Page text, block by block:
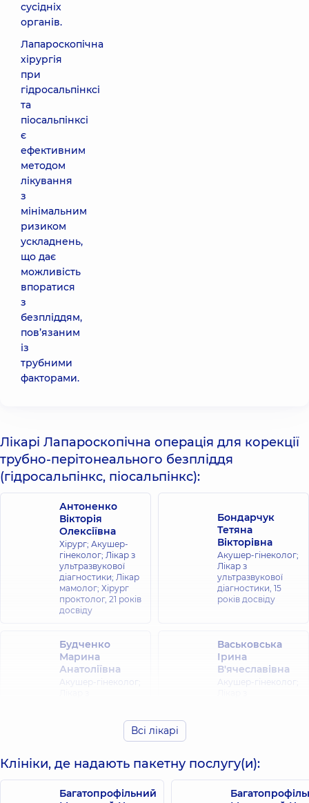
сусідніх
органів.
Лапароскопічна
хірургія
при
гідросальпінксі
та
піосальпінксі
є
ефективним
методом
лікування
з
мінімальним
ризиком
ускладнень,
що дає
можливість
впоратися
з
безпліддям,
пов’язаним
із
трубними
факторами.
Лікарі Лапароскопічна операція для корекції
трубно-перітонеального безпліддя
(гідросальпінкс, піосальпінкс):
Антоненко
Вікторія
Олексіївна
Хірург; Акушер-
гінеколог; Лікар з
ультразвукової
діагностики; Лікар
мамолог; Хірург
проктолог, 21 років
досвіду
Бондарчук
Тетяна
Вікторівна
Акушер-гінеколог;
Лікар з
ультразвукової
діагностики, 15
років досвіду
Будченко
Марина
Анатоліївна
Акушер-гінеколог;
Васьковська
Ірина
В'ячеславівна
Акушер-гінеколог;
Гераськевич
Лариса
Акушер-гінеколог;
Голенко
Роксолана
Акушер-гінеколог;
Всі лікарі
Клініки, де надають пакетну послугу(и):
Багатопрофільний